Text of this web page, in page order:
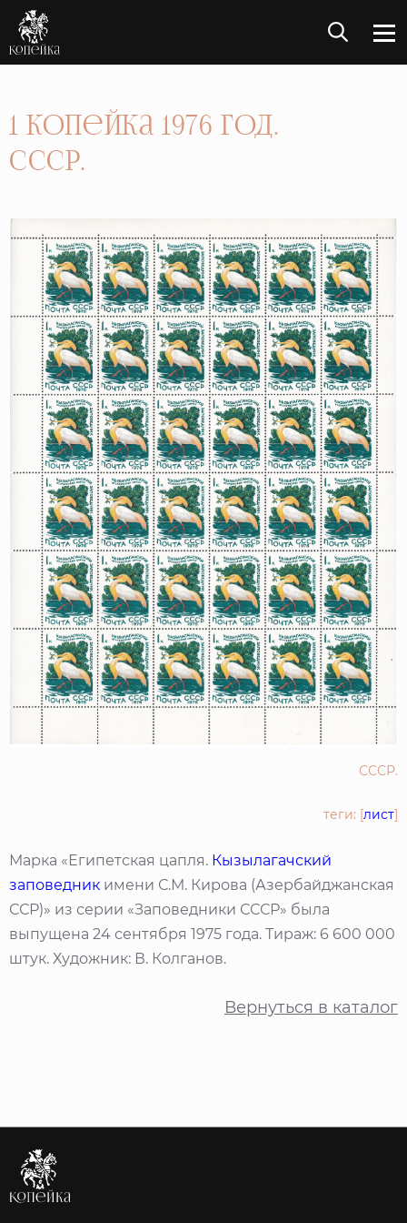
1 Копейка 1976 год.
СССР.
СССР.
теги: [лист]
Марка «Египетская цапля. Кызылагачский
заповедник имени С.М. Кирова (Азербайджанская
ССР)» из серии «Заповедники СССР» была
выпущена 24 сентября 1975 года. Тираж: 6 600 000
штук. Художник: В. Колганов.
Вернуться в каталог